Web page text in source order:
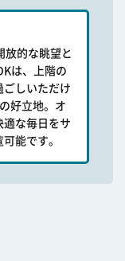
放的な眺望と
は、上階の
ごしいただけ
好立地。オ
適な毎日をサ
能です。